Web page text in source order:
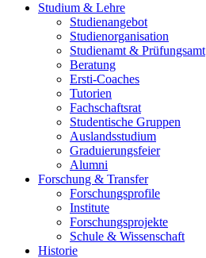
Studium & Lehre
Studienangebot
Studienorganisation
Studienamt & Prüfungsamt
Beratung
Ersti-Coaches
Tutorien
Fachschaftsrat
Studentische Gruppen
Auslandsstudium
Graduierungsfeier
Alumni
Forschung & Transfer
Forschungsprofile
Institute
Forschungsprojekte
Schule & Wissenschaft
Historie